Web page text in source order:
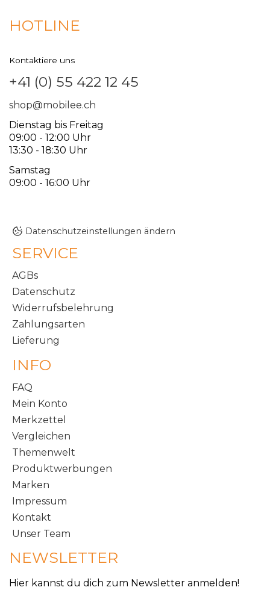
HOTLINE
Kontaktiere uns
+41 (0) 55 422 12 45
shop@mobilee.ch
Dienstag bis Freitag
09:00 - 12:00 Uhr
13:30 - 18:30 Uhr
Samstag
09:00 - 16:00 Uhr
Datenschutzeinstellungen ändern
SERVICE
AGBs
Datenschutz
Widerrufsbelehrung
Zahlungsarten
Lieferung
INFO
FAQ
Mein Konto
Merkzettel
Vergleichen
Themenwelt
Produktwerbungen
Marken
Impressum
Kontakt
Unser Team
NEWSLETTER
Hier kannst du dich zum Newsletter anmelden!